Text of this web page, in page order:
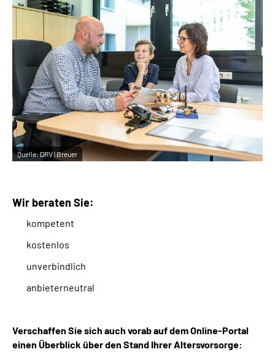
Quelle:DRV | Breuer
Wir beraten Sie:
kompetent
kostenlos
unverbindlich
anbieterneutral
Verschaffen Sie sich auch vorab auf dem Online-Portal
einen Überblick über den Stand Ihrer Altersvorsorge: